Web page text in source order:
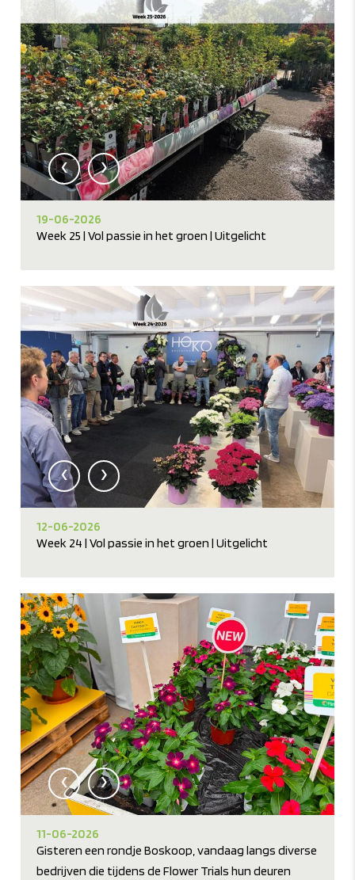
‹ ›
19-06-2026
Week 25 | Vol passie in het groen | Uitgelicht
‹ ›
12-06-2026
Week 24 | Vol passie in het groen | Uitgelicht
‹ ›
11-06-2026
Gisteren een rondje Boskoop, vandaag langs diverse
bedrijven die tijdens de Flower Trials hun deuren